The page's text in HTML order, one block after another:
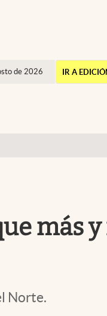
de 2026 IR A
más
Norte.